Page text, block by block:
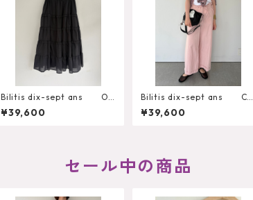
Bilitis dix-sept ans Or
ganza Frill Skirt 2912-
439
¥39,600
Bilitis dix-sept ans Co
tton Salopette 2912-355
A
¥39,600
セール中の商品